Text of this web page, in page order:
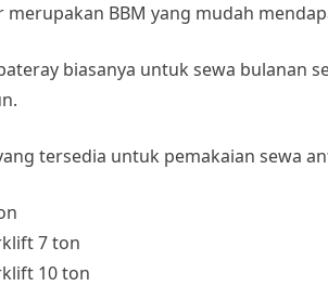
merupakan BBM yang mudah
biasanya untuk sewa bulanan
tersedia untuk pemakaian sewa
7 ton
10 ton